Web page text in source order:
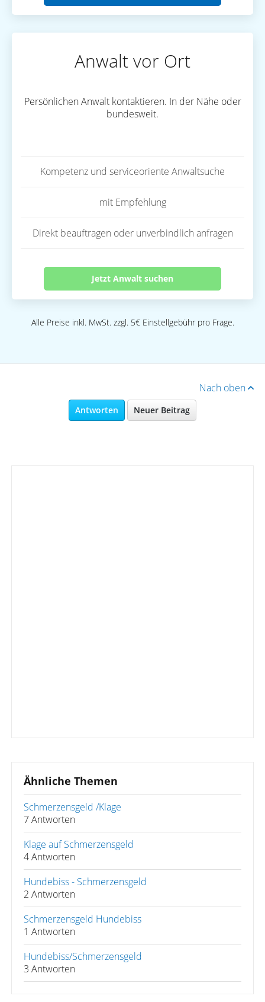
Anwalt vor Ort
Persönlichen Anwalt kontaktieren. In der Nähe oder
bundesweit.
Kompetenz und serviceoriente Anwaltsuche
mit Empfehlung
Direkt beauftragen oder unverbindlich anfragen
Jetzt Anwalt suchen
Alle Preise inkl. MwSt. zzgl. 5€ Einstellgebühr pro Frage.
Nach oben
Antworten Neuer Beitrag
Ähnliche Themen
Schmerzensgeld /Klage
7 Antworten
Klage auf Schmerzensgeld
4 Antworten
Hundebiss - Schmerzensgeld
2 Antworten
Schmerzensgeld Hundebiss
1 Antworten
Hundebiss/Schmerzensgeld
3 Antworten